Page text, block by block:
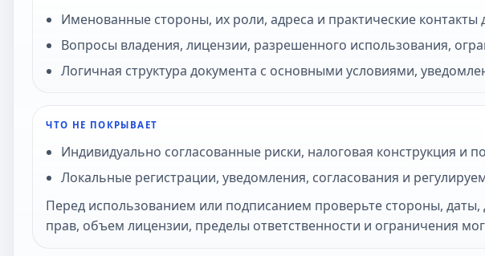
Именованные стороны, их роли, адреса и практические контакты
Вопросы владения, лицензии, разрешенного использования,
Логичная структура документа с основными условиями,
ЧТО НЕ ПОКРЫВАЕТ
Индивидуально согласованные риски, налоговая конструкция и
Локальные регистрации, уведомления, согласования и
Перед использованием или подписанием проверьте стороны,
прав, объем лицензии, пределы ответственности и ограничения